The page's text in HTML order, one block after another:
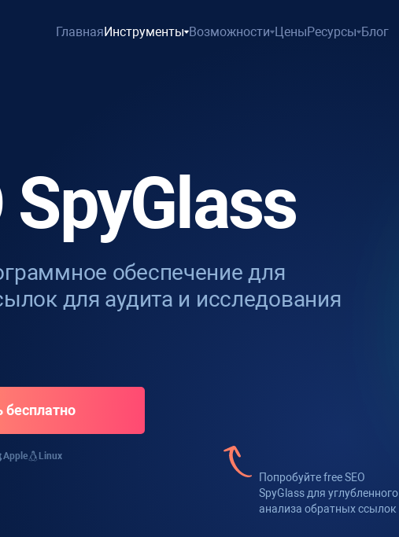
ГлавнаяИнструменты Возможности ЦеныРесурсы Блог
SpyGlass
обеспечение для
для аудита и исследования
бесплатно
Попробуйтеfree SEO
SpyGlass для углубленного
анализа обратных ссылок
Apple Linux